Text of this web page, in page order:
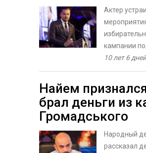
Актер
кампании
10 лет 6 дней
Найем
брал деньги из
Громадського
Народный
рассказал